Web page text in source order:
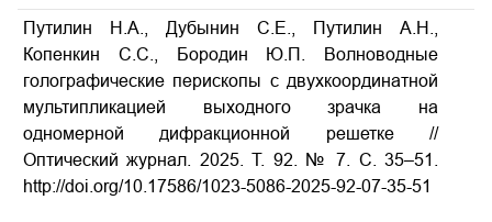
Путилин Н.А., Дубынин С.Е., Путилин А.Н.,
Копенкин С.С., Бородин Ю.П. Волноводные
голографические перископы с двухкоординатной
мультипликацией выходного зрачка на
одномерной дифракционной решетке //
Оптический журнал. 2025.Т. 92. № 7. С . 35–51.
http://doi.org/10.17586/1023-5086-2025-92-07-35-51